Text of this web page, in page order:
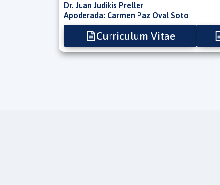
Dr. Juan Judikis Preller
Apoderada: Carmen Paz Oval Soto
Curriculum Vitae